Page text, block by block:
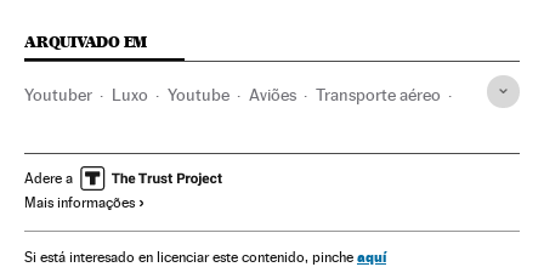
ARQUIVADO EM
Youtuber Luxo Youtube Aviões Transporte aéreo
Famosos Redes sociais
Telecomunicações
Adere a
Mais informações
Si está interesado en licenciar este contenido, pinche aquí